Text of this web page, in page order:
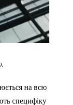
на всю
специфіку